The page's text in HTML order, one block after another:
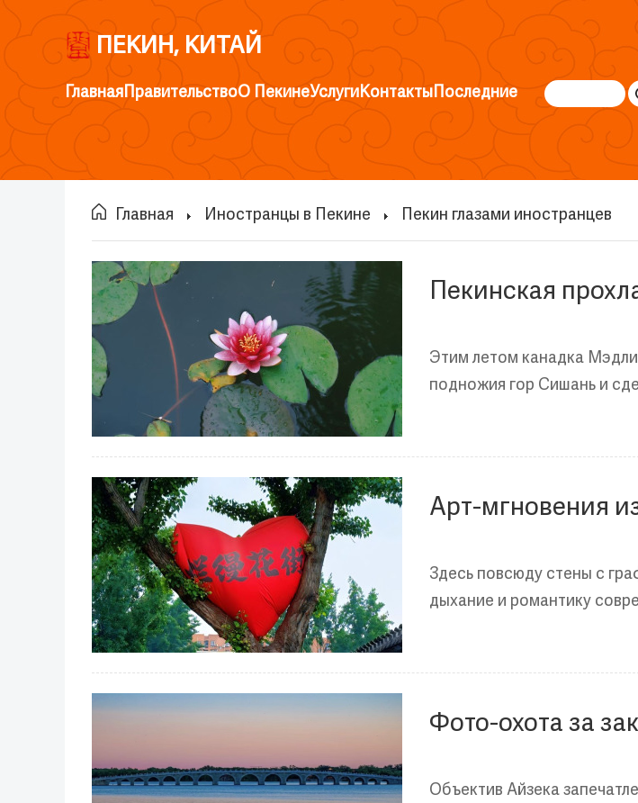
ПЕКИН, КИТАЙ
ГлавнаяПравительствоО ПекинеУслугиКонтактыПоследние
Главная Иностранцы в Пекине Пекин глазами иностранцев
Пекинская
Этим летом канадка
подножия гор Сишань и
Арт-мгновения
Здесь повсюду стены с
дыхание и романтику
Фото-охота за
Объектив Айзека